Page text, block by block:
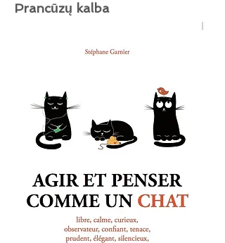
Prancūzų kalba